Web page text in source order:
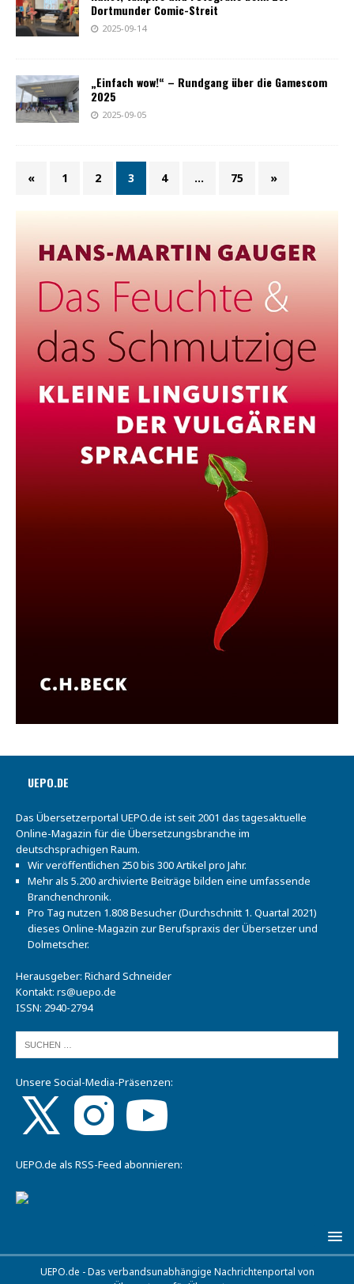
Dortmunder Comic-Streit
2025-09-14
„Einfach wow!“ – Rundgang über die Gamescom
2025
2025-09-05
« 1 2 3 4 … 75 »
UEPO.DE
Das Übersetzerportal UEPO.de ist seit 2001 das tagesaktuelle
Online-Magazin für die Übersetzungsbranche im
deutschsprachigen Raum.
Wir veröffentlichen 250 bis 300 Artikel pro Jahr.
Mehr als 5.200 archivierte Beiträge bilden eine umfassende
Branchenchronik.
Pro Tag nutzen 1.808 Besucher (Durchschnitt 1. Quartal 2021)
dieses Online-Magazin zur Berufspraxis der Übersetzer und
Dolmetscher.
Herausgeber: Richard Schneider
Kontakt: rs@uepo.de
ISSN: 2940-2794
Unsere Social-Media-Präsenzen:
UEPO.de als RSS-Feed abonnieren:
UEPO.de - Das verbandsunabhängige Nachrichtenportal von